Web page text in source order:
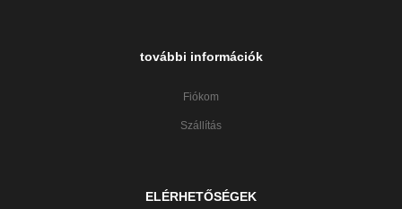
további információk
Fiókom
Szállítás
ELÉRHETŐSÉGEK